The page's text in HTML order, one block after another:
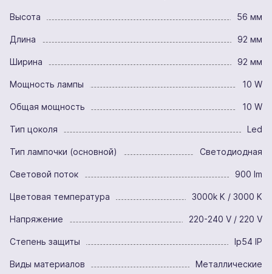
Высота 56 мм
Длина 92 мм
Ширина 92 мм
Мощность лампы 10 W
Общая мощность 10 W
Тип цоколя Led
Тип лампочки (основной) Светодиодная
Световой поток 900 lm
Цветовая температура 3000k K / 3000 K
Напряжение 220-240 V / 220 V
Степень защиты Ip54 IP
Виды материалов Металлические